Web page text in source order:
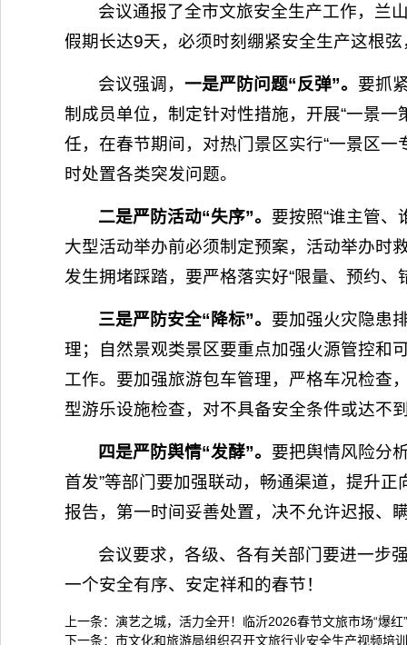
会议通报了全市文旅安全生产工作，兰
假期长达9天，必须时刻绷紧安全生产这根
会议强调，一是严防问题“反弹”。 要抓
制成员单位，制定针对性措施，开展“一景
任，在春节期间，对热门景区实行“一景区
时处置各类突发问题。
二是严防活动“失序”。 要按照“谁主管
大型活动举办前必须制定预案，活动举办时
发生拥堵踩踏，要严格落实好“限量、预约、
三是严防安全“降标”。 要加强火灾隐患
理；自然景观类景区要重点加强火源管控和
工作。要加强旅游包车管理，严格车况检查
型游乐设施检查，对不具备安全条件或达不
四是严防舆情“发酵”。 要把舆情风险分
首发”等部门要加强联动，畅通渠道，提升
报告，第一时间妥善处置，决不允许迟报、
会议要求，各级、各有关部门要进一步
一个安全有序、安定祥和的春节！
上一条： 演艺之城，活力全开！临沂2026春节文旅市场“爆红”
下一条： 市文化和旅游局组织召开文旅行业安全生产视频培